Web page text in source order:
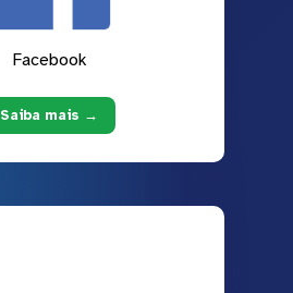
Facebook
Saiba mais →